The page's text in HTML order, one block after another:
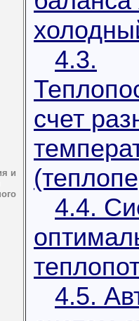
и
4.3.
счет
4.4.
4.5.